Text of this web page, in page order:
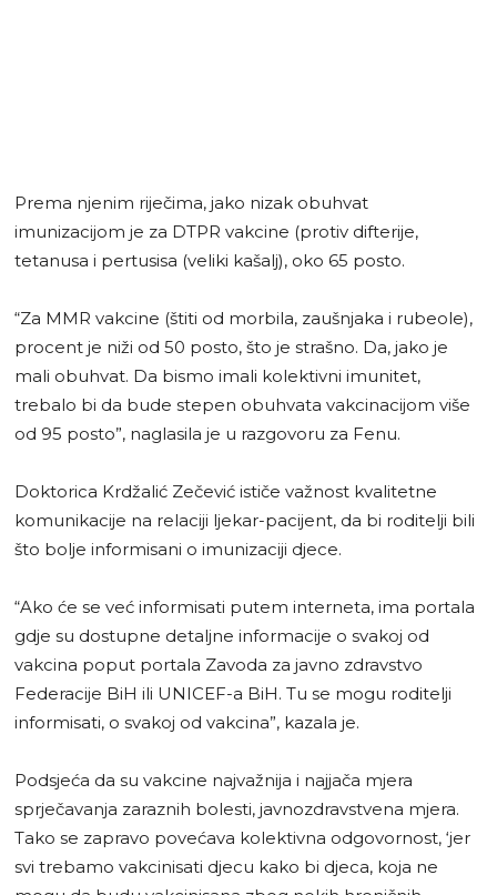
Prema njenim riječima, jako nizak obuhvat
imunizacijom je za DTPR vakcine (protiv difterije,
tetanusa i pertusisa (veliki kašalj), oko 65 posto.
“Za MMR vakcine (štiti od morbila, zaušnjaka i rubeole),
procent je niži od 50 posto, što je strašno. Da, jako je
mali obuhvat. Da bismo imali kolektivni imunitet,
trebalo bi da bude stepen obuhvata vakcinacijom više
od 95 posto”, naglasila je u razgovoru za Fenu.
Doktorica Krdžalić Zečević ističe važnost kvalitetne
komunikacije na relaciji ljekar-pacijent, da bi roditelji bili
što bolje informisani o imunizaciji djece.
“Ako će se već informisati putem interneta, ima portala
gdje su dostupne detaljne informacije o svakoj od
vakcina poput portala Zavoda za javno zdravstvo
Federacije BiH ili UNICEF-a BiH. Tu se mogu roditelji
informisati, o svakoj od vakcina”, kazala je.
Podsjeća da su vakcine najvažnija i najjača mjera
sprječavanja zaraznih bolesti, javnozdravstvena mjera.
Tako se zapravo povećava kolektivna odgovornost, ‘jer
svi trebamo vakcinisati djecu kako bi djeca, koja ne